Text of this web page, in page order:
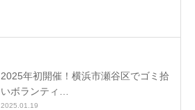
2025年初開催！横浜市瀬谷区でゴミ拾
いボランティ…
2025.01.19